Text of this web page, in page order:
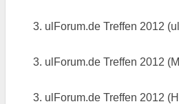
3. ulForum.de Treffen 2012
3. ulForum.de Treffen 2012
3. ulForum.de Treffen 2012